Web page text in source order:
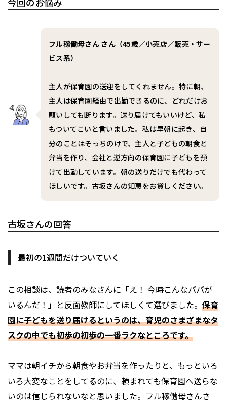
フル稼働母さん さん（45歳／小売店／販売・サー
ビス系）
主人が保育園の送迎をしてくれません。特に朝、
主人は保育園経由で出勤できるのに、どれだけお
願いしても断ります。送り届けてもいいけど、私
もついてこいと言いました。私は早朝に起き、自
分のことはそっちのけで、主人と子どもの朝食と
弁当を作り、会社と逆方向の保育園に子どもを預
けて出勤しています。朝の送りだけでも代わって
ほしいです。古坂さんの知恵をお貸しください。
古坂さんの回答
最初の1週間だけついていく
この相談は、読者のみなさんに「え！ 今時こんなパパが
いるんだ！」と反面教師にしてほしくて選びました。 保育
園に子どもを送り届けるというのは、育児のさまざまなタ
スクの中でも初歩の初歩の一番ラクなところです。
ママは朝イチから朝食やお弁当を作ったりと、もっといろ
いろ大変なことをしてるのに、頼まれても保育園へ送らな
いのは信じられないなと思いました。フル稼働母さんさ